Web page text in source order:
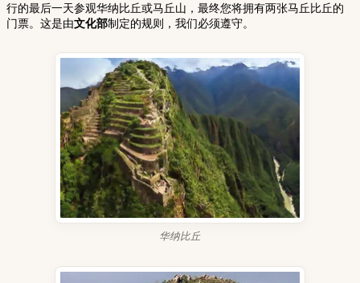
行的最后一天参观华纳比丘或马丘山，最终您将拥有两张马丘比丘的
门票。这是由文化部制定的规则，我们必须遵守。
华纳比丘